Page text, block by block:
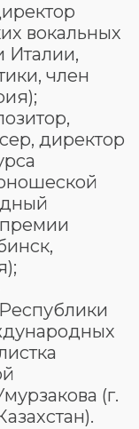
вокальных
Италии,
член
директор
премии
(г.